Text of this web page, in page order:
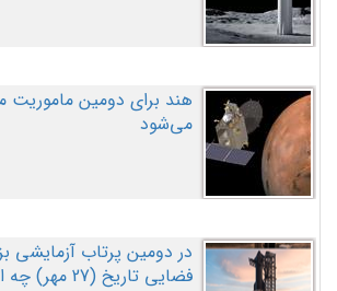
هند برای دومین ماموریت
می‌شود
در دومین پرتاب آزمایشی
فضایی تاریخ (27 مهر‌) چه اتفاقی افتاد؟